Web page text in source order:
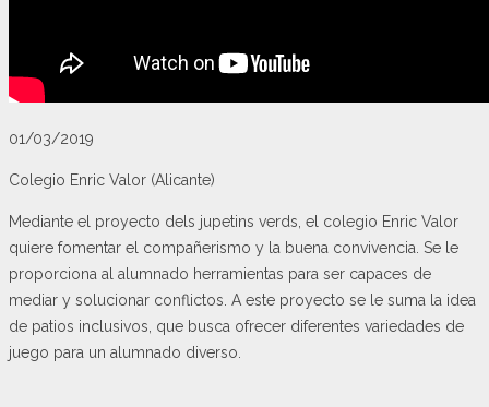
01/03/2019
Colegio Enric Valor (Alicante)
Mediante el proyecto dels jupetins verds, el colegio Enric Valor
quiere fomentar el compañerismo y la buena convivencia. Se le
proporciona al alumnado herramientas para ser capaces de
mediar y solucionar conflictos. A este proyecto se le suma la idea
de patios inclusivos, que busca ofrecer diferentes variedades de
juego para un alumnado diverso.